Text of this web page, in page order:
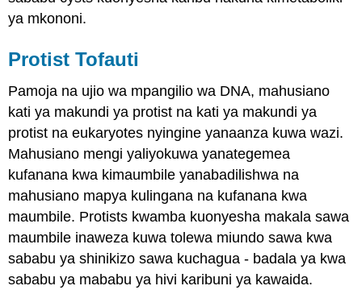
ya mkononi.
Protist Tofauti
Pamoja na ujio wa mpangilio wa DNA, mahusiano
kati ya makundi ya protist na kati ya makundi ya
protist na eukaryotes nyingine yanaanza kuwa wazi.
Mahusiano mengi yaliyokuwa yanategemea
kufanana kwa kimaumbile yanabadilishwa na
mahusiano mapya kulingana na kufanana kwa
maumbile. Protists kwamba kuonyesha makala sawa
maumbile inaweza kuwa tolewa miundo sawa kwa
sababu ya shinikizo sawa kuchagua - badala ya kwa
sababu ya mababu ya hivi karibuni ya kawaida.